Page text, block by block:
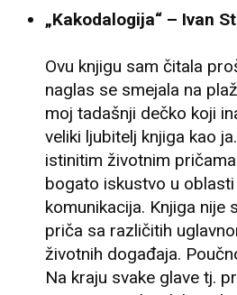
„Kakodalogija“ – Ivan
Ovu knjigu sam čitala
naglas se smejala na
moj tadašnji dečko koji
veliki ljubitelj knjiga kao
istinitim životnim
bogato iskustvo u
komunikacija. Knjiga nije
priča sa različitih
životnih događaja.
Na kraju svake glave tj.